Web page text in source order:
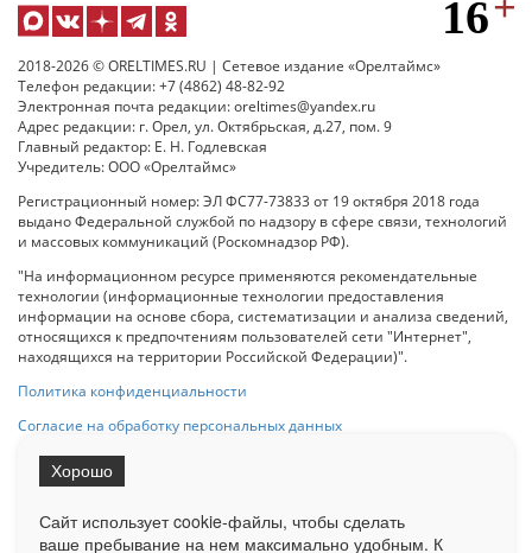
2018-2026 © ORELTIMES.RU | Сетевое издание «Орелтаймс»
Телефон редакции: +7 (4862) 48-82-92
Электронная почта редакции: oreltimes@yandex.ru
Адрес редакции: г. Орел, ул. Октябрьская, д.27, пом. 9
Главный редактор: Е. Н. Годлевская
Учредитель: ООО «Орелтаймс»
Регистрационный номер: ЭЛ ФС77-73833 от 19 октября 2018 года
выдано Федеральной службой по надзору в сфере связи, технологий
и массовых коммуникаций (Роскомнадзор РФ).
"На информационном ресурсе применяются рекомендательные
технологии (информационные технологии предоставления
информации на основе сбора, систематизации и анализа сведений,
относящихся к предпочтениям пользователей сети "Интернет",
находящихся на территории Российской Федерации)".
Политика конфиденциальности
Согласие на обработку персональных данных
на Сетевое издание «ОрелТаймс» обязательна.
Сайт использует cookie-файлы, чтобы сделать
ваше пребывание на нем максимально удобным. К
Хорошо